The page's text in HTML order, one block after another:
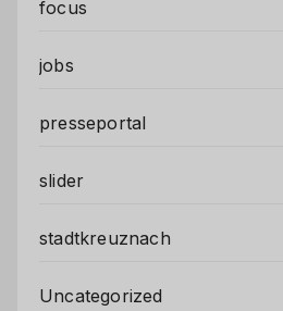
focus
jobs
presseportal
slider
stadtkreuznach
Uncategorized